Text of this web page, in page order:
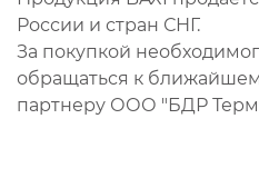
России и стран СНГ.
За покупкой
обращаться к
партнеру ООО "БДР